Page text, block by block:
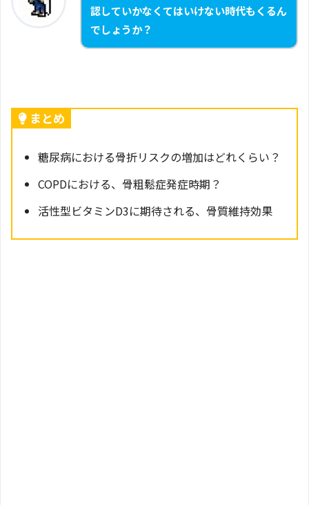
認していかなくてはいけない時代もくるん
でしょうか？
まとめ
糖尿病における骨折リスクの増加はどれくらい？
COPDにおける、骨粗鬆症発症時期？
活性型ビタミンD3に期待される、骨質維持効果